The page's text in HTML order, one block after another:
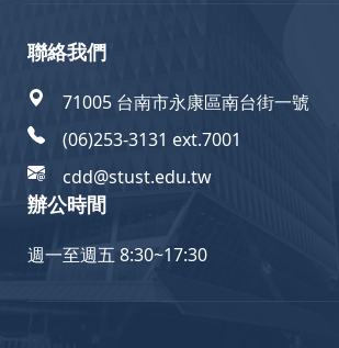
聯絡我們
71005 台南市永康區南台街一號
(06)253-3131 ext.7001
cdd@stust.edu.tw
辦公時間
週一至週五 8:30~17:30